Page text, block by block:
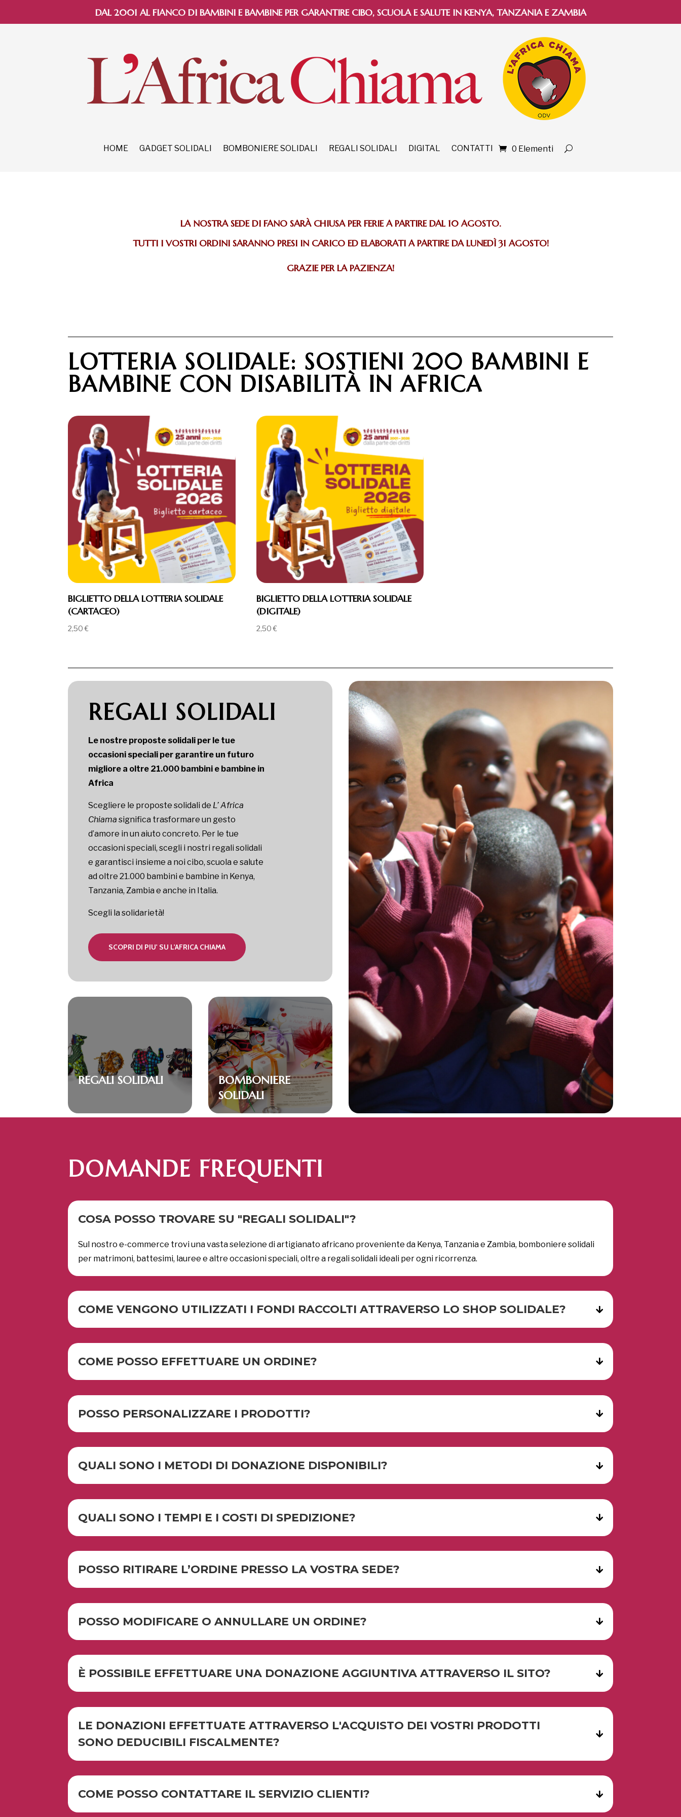
DAL 2001 AL FIANCO DI BAMBINI E BAMBINE PER GARANTIRE CIBO, SCUOLA E SALUTE IN KENYA, TANZANIA E ZAMBIA
HOME GADGET SOLIDALI BOMBONIERE SOLIDALI REGALI SOLIDALI DIGITAL CONTATTI 0 Elementi
LA NOSTRA SEDE DI FANO SARÀ CHIUSA PER FERIE A PARTIRE DAL 10 AGOSTO.
TUTTI I VOSTRI ORDINI SARANNO PRESI IN CARICO ED ELABORATI A PARTIRE DA LUNEDÌ 31 AGOSTO!
GRAZIE PER LA PAZIENZA!
LOTTERIA SOLIDALE: SOSTIENI 200 BAMBINI E
BAMBINE CON DISABILITÀ IN AFRICA
BIGLIETTO DELLA LOTTERIA SOLIDALE
(CARTACEO)
2,50€
BIGLIETTO DELLA LOTTERIA SOLIDALE
(DIGITALE)
2,50€
REGALI SOLIDALI
Le nostre proposte solidali per le tue
occasioni speciali per garantire un futuro
migliore a oltre 21.000 bambini e bambine in
Africa
Scegliere le proposte solidali de L’ Africa
Chiama significa trasformare un gesto
d’amore in un aiuto concreto. Per le tue
occasioni speciali, scegli i nostri regali solidali
e garantisci insieme a noi cibo, scuola e salute
ad oltre 21.000 bambini e bambine in Kenya,
Tanzania, Zambia e anche in Italia.
Scegli la solidarietà!
SCOPRI DI PIU' SU L'AFRICA CHIAMA
REGALI SOLIDALI
BOMBONIERE
SOLIDALI
DOMANDE FREQUENTI
COSA POSSO TROVARE SU "REGALI SOLIDALI"?
Sul nostro e-commerce trovi una vasta selezione di artigianato africano proveniente da Kenya, Tanzania e Zambia, bomboniere solidali
per matrimoni, battesimi, lauree e altre occasioni speciali, oltre a regali solidali ideali per ogni ricorrenza.
COME VENGONO UTILIZZATI I FONDI RACCOLTI ATTRAVERSO LO SHOP SOLIDALE?
COME POSSO EFFETTUARE UN ORDINE?
POSSO PERSONALIZZARE I PRODOTTI?
QUALI SONO I METODI DI DONAZIONE DISPONIBILI?
QUALI SONO I TEMPI E I COSTI DI SPEDIZIONE?
POSSO RITIRARE L’ORDINE PRESSO LA VOSTRA SEDE?
POSSO MODIFICARE O ANNULLARE UN ORDINE?
È POSSIBILE EFFETTUARE UNA DONAZIONE AGGIUNTIVA ATTRAVERSO IL SITO?
LE DONAZIONI EFFETTUATE ATTRAVERSO L'ACQUISTO DEI VOSTRI PRODOTTI
SONO DEDUCIBILI FISCALMENTE?
COME POSSO CONTATTARE IL SERVIZIO CLIENTI?